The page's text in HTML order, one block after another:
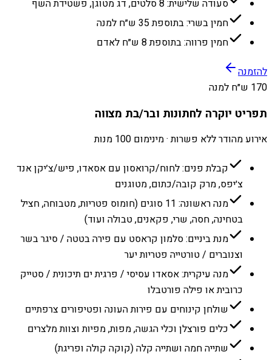
סעודה שלישית: 8 סלטים, דג מטוגן, פשטידת השף
חמין בשרי: בתוספת 35 ש״ח למנה
חמין פרווה: בתוספת 8 ש״ח לאדם
להזמנה
170 ש״ח למנה
תפריט יוקרה לחתונות ובר/בת מצווה
אירוע מהודר ללא פשרות · מינימום 100 מנות
קבלת פנים: לחוח/קרואסון עם אסאדו, פיש/צ׳יקן אנד
צ׳יפס, מרק קובה/כתום, מטוגנים
מנה ראשונה: 11 סוגים (חומוס פטריות, מטבוחה, חציל
בטחינה, חסה, שרי, פקאנים, טבולה ועוד)
מנת ביניים: סלמון קראסט עם פירה בטטה / סיגר בשר
וצנוברים / טורטייה פטריות יער
מנה עיקרית: אסאדו עסיסי / פרגית ים תיכונית / סטייק
כרובית או פילה פורטבלו
שולחן קינוחים עם פירות העונה ופטיפורים צרפתיים
כלים פורצלן וכלי הגשה, מפות, מפיות וצוות מלצרים
שתייה חמה ושתייה קלה (קוקה קולה ופריגת)